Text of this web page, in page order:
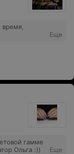
Еще
гамме
Ольга :))
Еще